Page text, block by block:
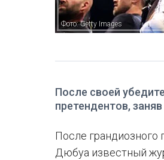
Фото: Getty Images
После своей
претендентов,
После
Дюбуа известный